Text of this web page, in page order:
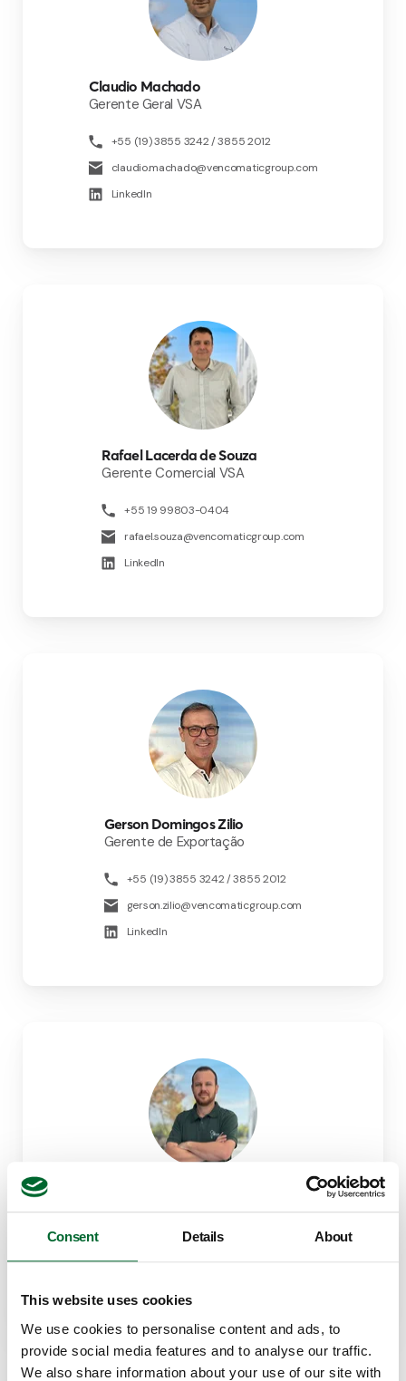
Consent Details About
This website uses cookies
We use cookies to personalise content and ads, to
provide social media features and to analyse our traffic.
We also share information about your use of our site with
Claudio Machado
Gerente Geral VSA
+55 (19) 3855 3242 / 3855 2012
claudio.machado@vencomaticgroup.com
LinkedIn
Rafael Lacerda de Souza
Gerente Comercial VSA
+55 19 99803-0404
rafael.souza@vencomaticgroup.com
LinkedIn
Gerson Domingos Zilio
Gerente de Exportação
+55 (19) 3855 3242 / 3855 2012
gerson.zilio@vencomaticgroup.com
LinkedIn
Suprvisor Regional de Vendas - Paraná